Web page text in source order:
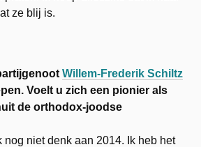
ze blij is.
Willem-Frederik Schiltz
Voelt u zich een pionier als
de orthodox-joodse
nog niet denk aan 2014. Ik heb het